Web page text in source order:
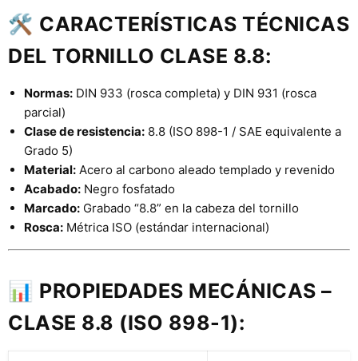
🛠 CARACTERÍSTICAS TÉCNICAS
DEL TORNILLO CLASE 8.8:
Normas: DIN 933 (rosca completa) y DIN 931 (rosca
parcial)
Clase de resistencia: 8.8 (ISO 898-1 / SAE equivalente a
Grado 5)
Material: Acero al carbono aleado templado y revenido
Acabado: Negro fosfatado
Marcado: Grabado “8.8” en la cabeza del tornillo
Rosca: Métrica ISO (estándar internacional)
📊 PROPIEDADES MECÁNICAS –
CLASE 8.8 (ISO 898-1):